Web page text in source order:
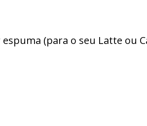
(para o seu Latte ou